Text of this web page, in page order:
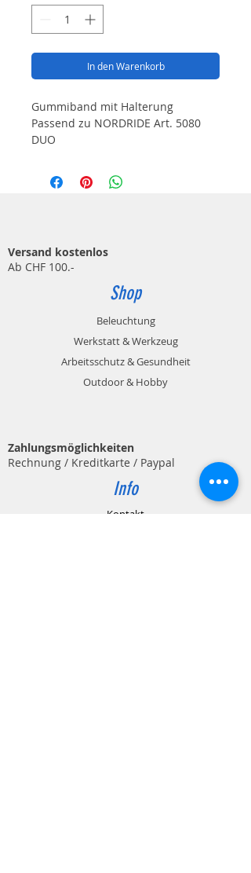
In den Warenkorb
Gummiband mit Halterung
Passend zu NORDRIDE Art. 5080
DUO
Versand kostenlos
Ab CHF 100.-
Shop
Beleuchtung
Werkstatt & Werkzeug
Arbeitsschutz & Gesundheit
Outdoor & Hobby
Zahlungsmöglichkeiten
Rechnung / Kreditkarte / Paypal
Info
Kontakt